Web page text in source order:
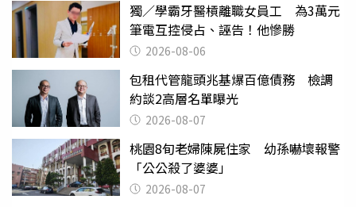
獨／學霸牙醫槓離職女員工 為3萬元
筆電互控侵占、誣告！他慘勝
2026-08-06
包租代管龍頭兆基爆百億債務 檢調
約談2高層名單曝光
2026-08-07
桃園8旬老婦陳屍住家 幼孫嚇壞報警
「公公殺了婆婆」
2026-08-07